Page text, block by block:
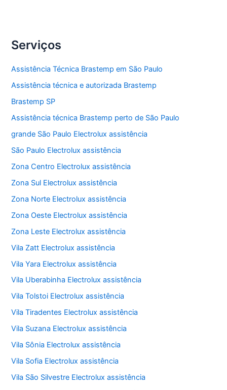
Electrolux
Serviços
Assistência Técnica Brastemp em São Paulo
Assistência técnica e autorizada Brastemp
Brastemp SP
Assistência técnica Brastemp perto de São Paulo
grande São Paulo Electrolux assistência
São Paulo Electrolux assistência
Zona Centro Electrolux assistência
Zona Sul Electrolux assistência
Zona Norte Electrolux assistência
Zona Oeste Electrolux assistência
Zona Leste Electrolux assistência
Vila Zatt Electrolux assistência
Vila Yara Electrolux assistência
Vila Uberabinha Electrolux assistência
Vila Tolstoi Electrolux assistência
Vila Tiradentes Electrolux assistência
Vila Suzana Electrolux assistência
Vila Sônia Electrolux assistência
Vila Sofia Electrolux assistência
Vila São Silvestre Electrolux assistência